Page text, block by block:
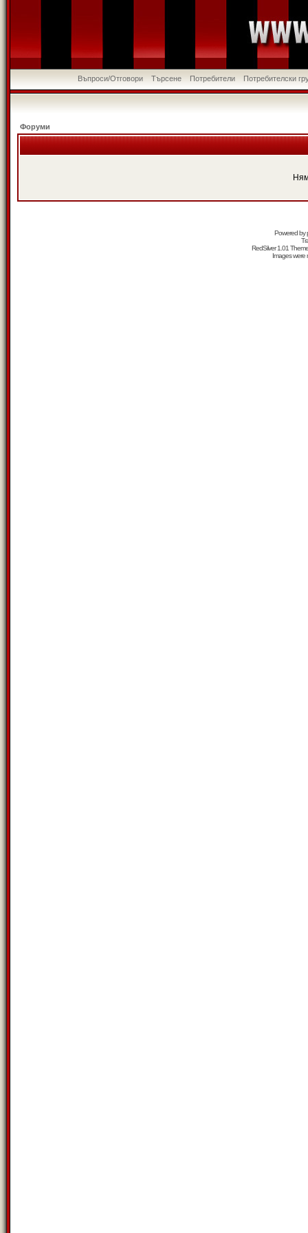
Въпроси/Отговори Търсене Потребители Потребителски
Форуми
Powered by
RedSilver 1.01
Images were